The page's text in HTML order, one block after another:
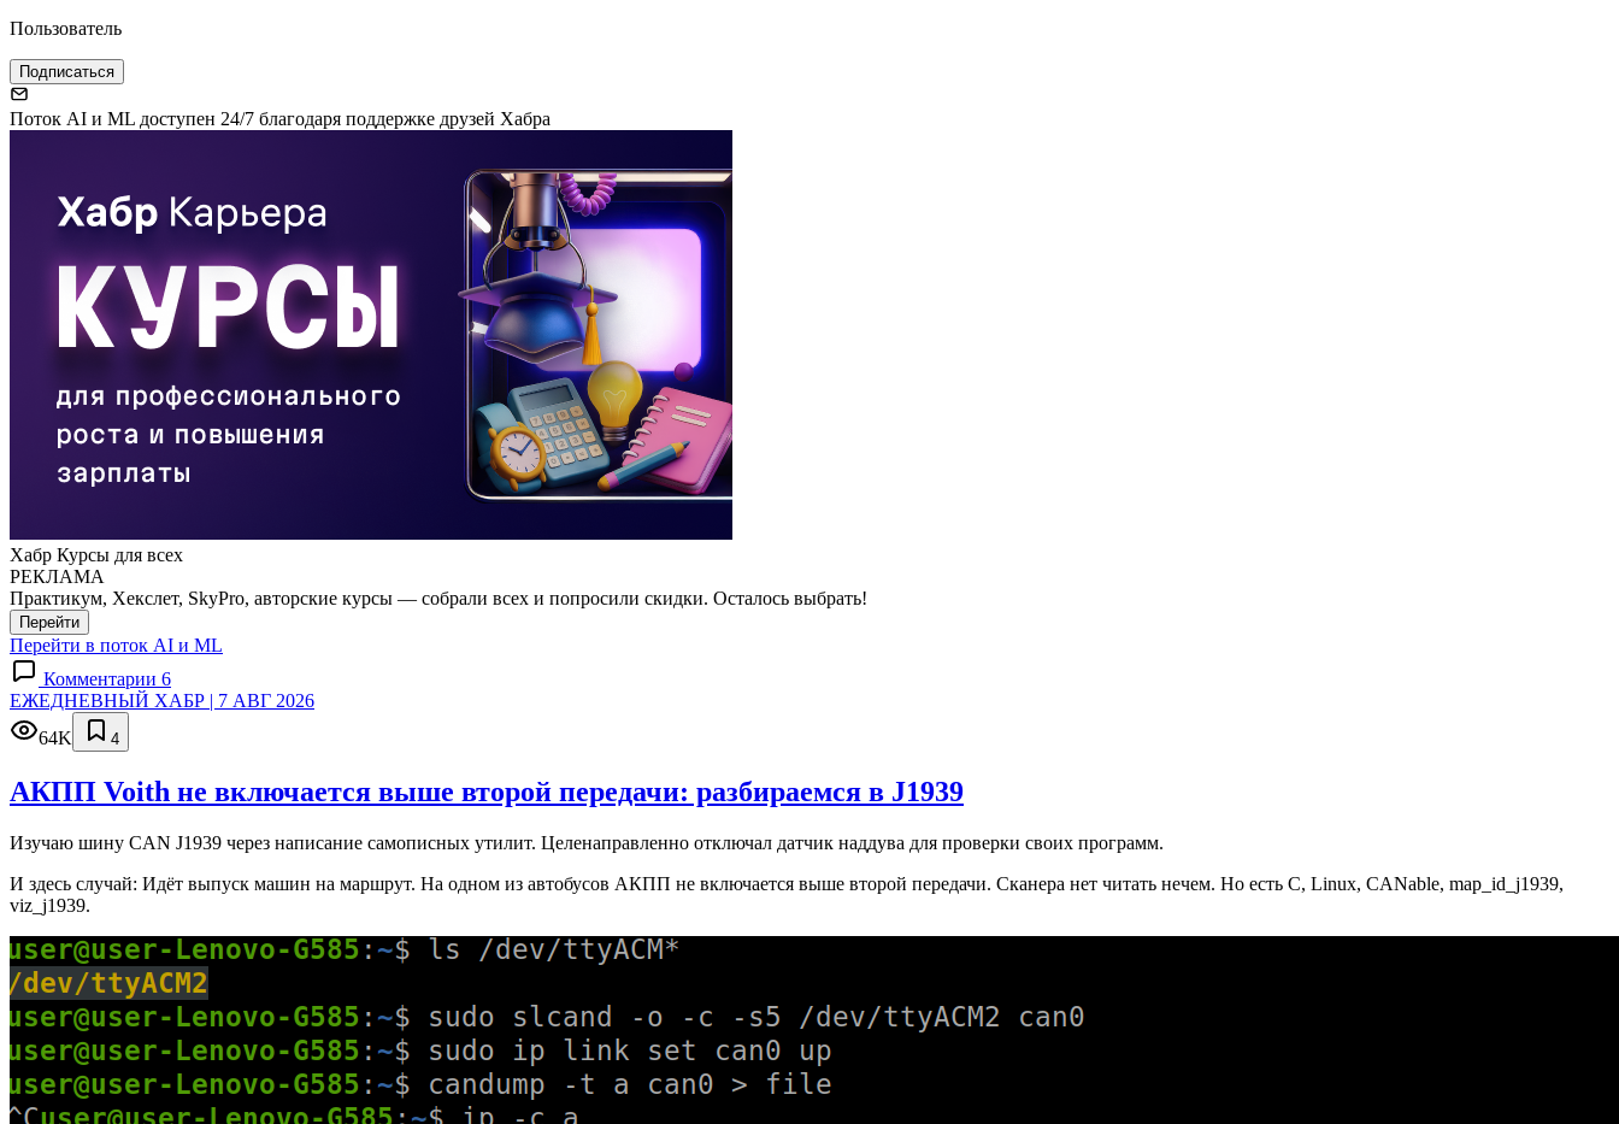
Пользователь
Подписаться
Поток AI и ML доступен 24/7 благодаря поддержке друзей Хабра
Хабр Курсы для всех
РЕКЛАМА
Практикум, Хекслет, SkyPro, авторские курсы — собрали всех и попросили скидки. Осталось выбрать!
Перейти
Перейти в поток AI и ML
Комментарии 6
ЕЖЕДНЕВНЫЙ ХАБР | 7 АВГ 2026
64K
4
АКПП Voith не включается выше второй передачи: разбираемся в J1939
Изучаю шину CAN J1939 через написание самописных утилит. Целенаправленно отключал датчик наддува для проверки своих программ.
И здесь случай: Идёт выпуск машин на маршрут. На одном из автобусов АКПП не включается выше второй передачи. Сканера нет читать нечем. Но есть C, Linux, CANable, map_id_j1939,
viz_j1939.